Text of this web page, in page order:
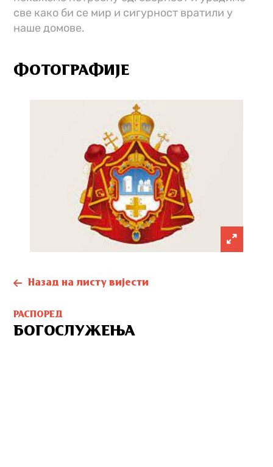
све како би се мир и сигурност вратили у
наше домове.
ФОТОГРАФИЈЕ
Назад на листу вијести
РАСПОРЕД
БОГОСЛУЖЕЊА